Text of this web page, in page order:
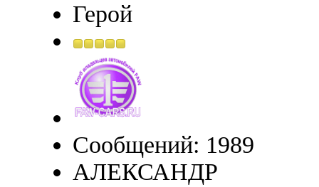
Герой
Сообщений: 1989
АЛЕКСАНДР